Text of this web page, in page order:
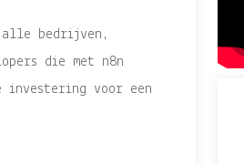
alle bedrijven,
die met n8n
investering voor een